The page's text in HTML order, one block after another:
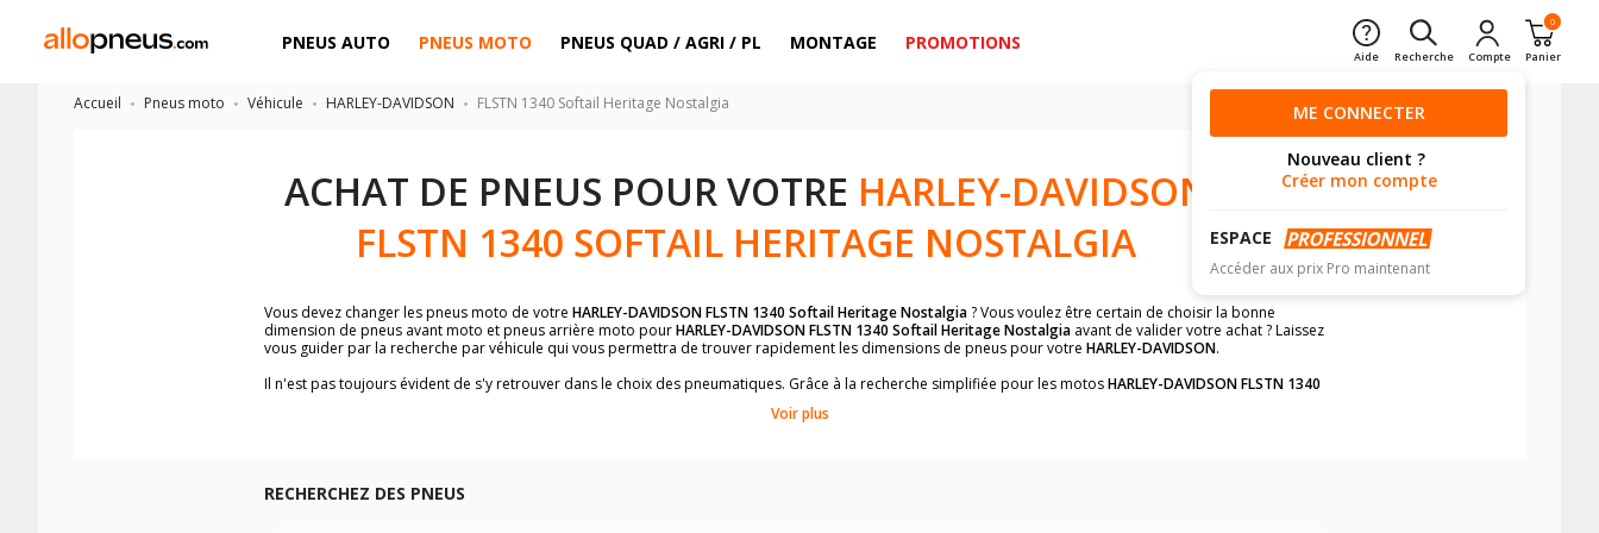
PNEUS AUTO PNEUS MOTO PNEUS QUAD / AGRI / PL MONTAGE PROMOTIONS
Aide Recherche Compte
0
Panier
ME CONNECTER
Nouveau client ?
Créer mon compte
ESPACE
Accéder aux prix Pro maintenant
Accueil Pneus moto Véhicule HARLEY-DAVIDSON FLSTN 1340 Softail Heritage Nostalgia
ACHAT DE PNEUS POUR VOTRE HARLEY-DAVIDSON
FLSTN 1340 SOFTAIL HERITAGE NOSTALGIA
Vous devez changer les pneus moto de votre HARLEY-DAVIDSON FLSTN 1340 Softail Heritage Nostalgia? Vous voulez être certain de choisir la bonne
dimension de pneus avant moto et pneus arrière moto pourHARLEY-DAVIDSON FLSTN 1340 Softail Heritage Nostalgia avant de valider votre achat ? Laissez
vous guider par la recherche par véhicule qui vous permettra de trouver rapidement les dimensions de pneus pour votre HARLEY-DAVIDSON.
Il n'est pas toujours évident de s'y retrouver dans le choix des pneumatiques. Grâce à la recherche simplifiée pour les motosHARLEY-DAVIDSON FLSTN 1340
Vous ne savez pas comment trouver les dimensions de vos pneus ? Ces informations sont indiquées sur le flanc des pneumatiques, dans le carnet de bord de
facilement.
Voir plus
RECHERCHEZ DES PNEUS